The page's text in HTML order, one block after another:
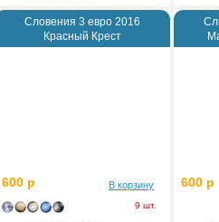
Словения 3 евро 2016
Красный Крест
600 р В корзину
9 шт.
600 р